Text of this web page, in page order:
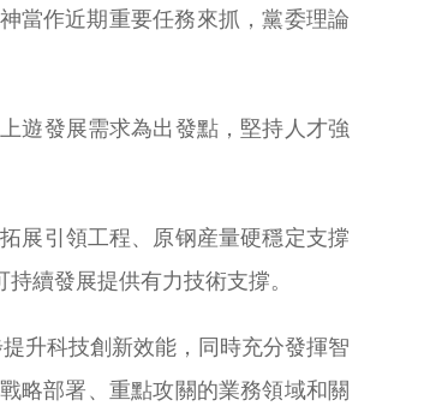
當作近期重要任務來抓，黨委理論
遊發展需求為出發點，堅持人才強
展引領工程、原钢産量硬穩定支撐
續發展提供有力技術支撐。
升科技創新效能，同時充分發揮智
略部署、重點攻關的業務領域和關